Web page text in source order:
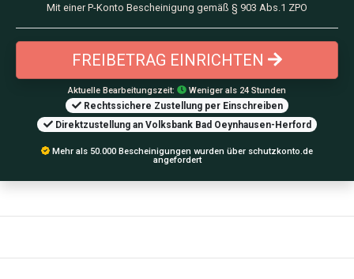
Mit einer P-Konto Bescheinigung gemäß § 903 Abs.1 ZPO
FREIBETRAG EINRICHTEN
Aktuelle Bearbeitungszeit: Weniger als 24 Stunden
Rechtssichere Zustellung per Einschreiben
Direktzustellung an Volksbank Bad Oeynhausen-Herford
Mehr als 50.000 Bescheinigungen wurden über schutzkonto.de
angefordert